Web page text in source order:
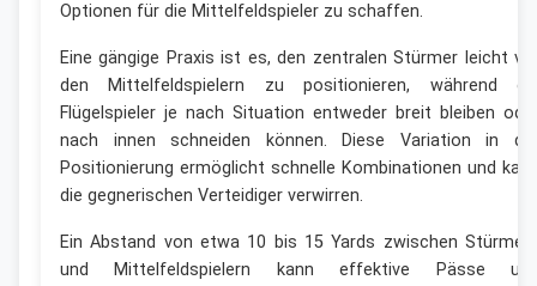
Optionen für die Mittelfeldspieler zu schaffen.
Eine gängige Praxis ist es, den zentralen Stürmer leicht
den Mittelfeldspielern zu positionieren, während
Flügelspieler je nach Situation entweder breit bleiben
nach innen schneiden können. Diese Variation in
Positionierung ermöglicht schnelle Kombinationen und
die gegnerischen Verteidiger verwirren.
Ein Abstand von etwa 10 bis 15 Yards zwischen
und Mittelfeldspielern kann effektive Pässe